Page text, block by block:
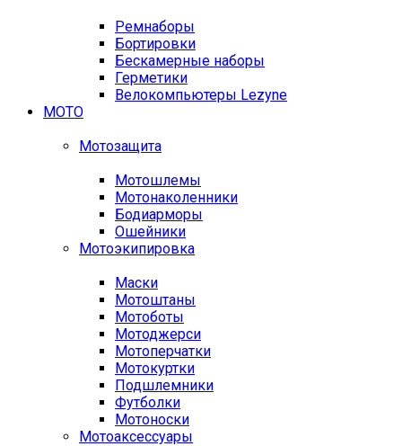
Ремнаборы
Бортировки
Бескамерные наборы
Герметики
Велокомпьютеры Lezyne
МОТО
Мотозащита
Мотошлемы
Мотонаколенники
Бодиарморы
Ошейники
Мотоэкипировка
Маски
Мотоштаны
Мотоботы
Мотоджерси
Мотоперчатки
Мотокуртки
Подшлемники
Футболки
Мотоноски
Мотоаксессуары